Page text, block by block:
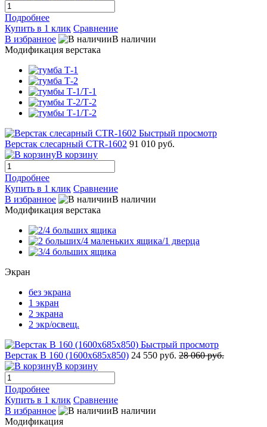
Подробнее
Купить в 1 клик Сравнение
В избранное
В наличии
Модификация верстака
Быстрый просмотр
Верстак слесарный CTR-1602 91 010 руб.
В корзину
Подробнее
Купить в 1 клик Сравнение
В избранное
В наличии
Модификация верстака
Экран
без экрана
1 экран
2 экрана
2 экр/освещ.
Быстрый просмотр
Верстак В 160 (1600x685x850) 24 550 руб. 28 060 руб.
В корзину
Подробнее
Купить в 1 клик Сравнение
В избранное
В наличии
Модификация